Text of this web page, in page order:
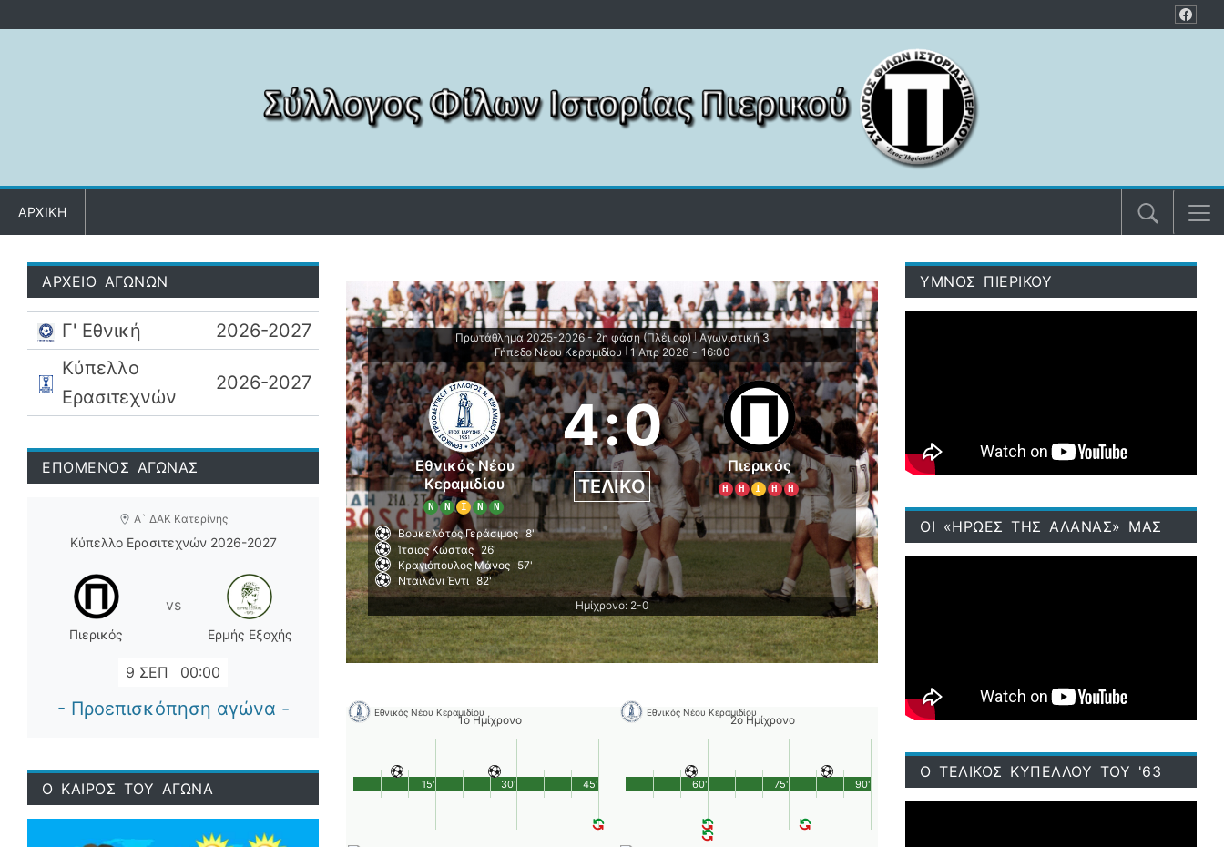
ΑΡΧΙΚΗ
Πρωτάθλημα 2025-2026 - 2η φάση (Πλέι οφ) Αγωνιστική 3
Γήπεδο Νέου Κεραμιδίου
1 Απρ 2026 - 16:00
Εθνικός Νέου
Κεραμιδίου
Ν Ν Ι Ν Ν
4:0
ΤΕΛΙΚΌ
Πιερικός
Η Η Ι Η Η
Βουκελάτος Γεράσιμος 8'
Ίτσιος Κώστας 26'
Κραγιόπουλος Μάνος 57'
Νταϊλάνι Έντι 82'
Ημίχρονο: 2-0
Εθνικός Νέου Κεραμιδίου
1ο Ημίχρονο
45'
15' 30'
Εθνικός Νέου Κεραμιδίου
2ο Ημίχρονο
90'
60' 75'
ΑΡΧΕΙΟ ΑΓΩΝΩΝ
Γ' Εθνική
2026-2027
Κύπελλο
Ερασιτεχνών
2026-2027
ΕΠΟΜΕΝΟΣ ΑΓΩΝΑΣ
Α` ΔΑΚ Κατερίνης
Κύπελλο Ερασιτεχνών 2026-2027
Πιερικός
vs
Ερμής Εξοχής
9 ΣΕΠ 00:00
- Προεπισκόπηση αγώνα -
Ο ΚΑΙΡΟΣ ΤΟΥ ΑΓΩΝΑ
ΥΜΝΟΣ ΠΙΕΡΙΚΟΥ
ΟΙ «ΗΡΩΕΣ ΤΗΣ ΑΛΑΝΑΣ» ΜΑΣ
Ο ΤΕΛΙΚΟΣ ΚΥΠΕΛΛΟΥ ΤΟΥ '63